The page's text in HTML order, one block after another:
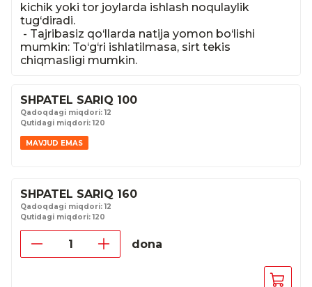
kichik yoki tor joylarda ishlash noqulaylik
tug‘diradi.
mumkin: To‘g‘ri ishlatilmasa, sirt tekis
chiqmasligi mumkin.
SHPATEL SARIQ 100
Qadoqdagi miqdori: 12
Qutidagi miqdori: 120
MAVJUD EMAS
SHPATEL SARIQ 160
Qadoqdagi miqdori: 12
Qutidagi miqdori: 120
dona